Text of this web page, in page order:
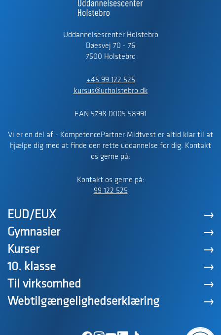
Uddannelsescenter Holstebro
Døesvej 70 - 76
7500 Holstebro
+45 99 122 525
kursus@ucholstebro.dk
EAN 5798 0005 58991
Vi er en del af - KompetencePartner Midtvest er altid klar til at
hjælpe dig med at finde den rette uddannelse for dig. Kontakt
os gerne på:
Kontakt os gerne på:
99 122 525
EUD/EUX
Gymnasier
Kurser
10. klasse
Til virksomhed
Webtilgængelighedserklæring